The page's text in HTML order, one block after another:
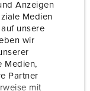
Anzeigen
Medien
unsere
wir
Medien,
Partner
mit